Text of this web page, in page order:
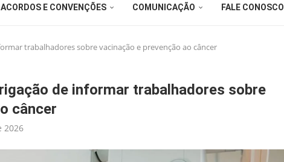
ACORDOS E CONVENÇÕES COMUNICAÇÃO FALE CONOSCO
trabalhadores sobre vacinação e prevenção ao câncer
de informar trabalhadores sobre
câncer
2026